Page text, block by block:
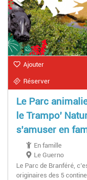
Ajouter
Réserver
Le Parc
le Trampo'
s'amuser en
En famille
Le Guerno
Le Parc de Branféré,
originaires des 5